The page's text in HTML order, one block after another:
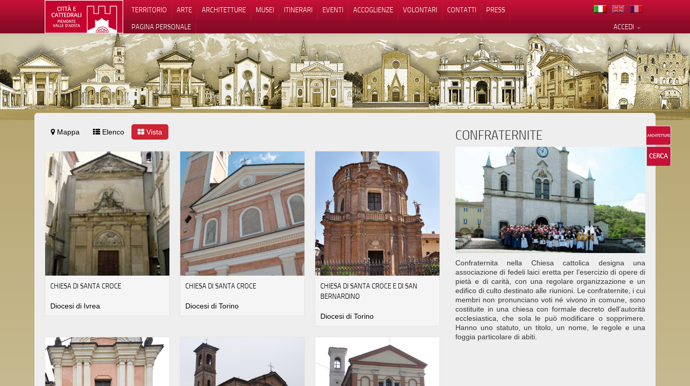
TERRITORIO ARTE ARCHITETTURE MUSEI ITINERARI EVENTI ACCOGLIENZE VOLONTARI CONTATTI
PRESS
ACCEDI
PAGINA PERSONALE
Mappa Elenco Vista
CHIESA DI SANTA CROCE
Diocesi di Ivrea
CHIESA DI SANTA CROCE
Diocesi di Torino
CHIESA DI SANTA CROCE E DI SAN
BERNARDINO
Diocesi di Torino
CONFRATERNITE
Confraternita nella Chiesa cattolica designa una
associazione di fedeli laici eretta per l’esercizio di opere di
pietà e di carità, con una regolare organizzazione e un
edifico di culto destinato alle riunioni. Le confraternite, i cui
membri non pronunciano voti né vivono in comune, sono
costituite in una chiesa con formale decreto dell’autorità
ecclesiastica, che sola le può modificare o sopprimere.
Hanno uno statuto, un titolo, un nome, le regole e una
foggia particolare di abiti.
Le tue preferenze relative alla privacy